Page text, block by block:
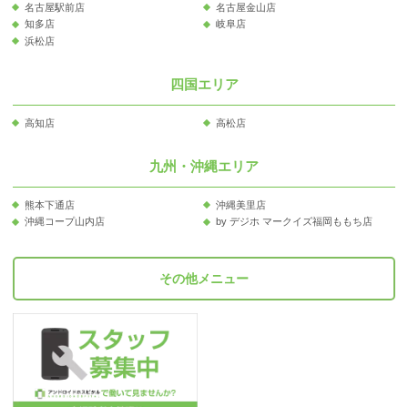
名古屋駅前店
名古屋金山店
知多店
岐阜店
浜松店
四国エリア
高知店 高松店
九州・沖縄エリア
熊本下通店
沖縄美里店
沖縄コープ山内店
by デジホ マークイズ福岡ももち店
その他メニュー